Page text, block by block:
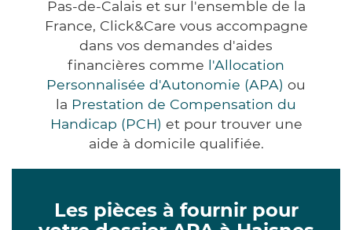
Pas-de-Calais et sur l'ensemble de la
France, Click&Care vous accompagne
dans vos demandes d'aides
financières comme l'Allocation
Personnalisée d'Autonomie (APA) ou
la Prestation de Compensation du
Handicap (PCH) et pour trouver une
aide à domicile qualifiée.
Les pièces à fournir pour